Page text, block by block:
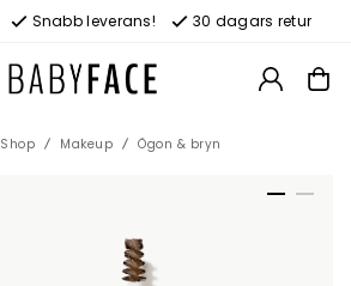
Snabb leverans! 30 dagars retur
Shop Makeup Ögon & bryn